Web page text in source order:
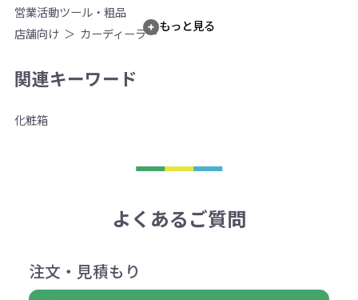
営業活動ツール・粗品
店舗向け
カーディーラーもっと見る
関連キーワード
化粧箱
よくあるご質問
注文・見積もり